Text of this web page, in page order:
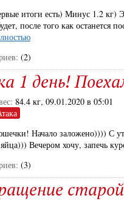
итоги есть) Минус 1.2 кг)
после того как останется
(2)
1 день!
84.4 кг, 09.01.2020 в 05:01
Начало заложено)))) С
Вечером хочу, запечь
(3)